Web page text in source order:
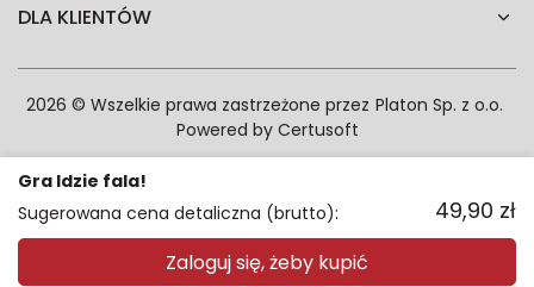
Gra Idzie fala!
Sugerowana cena detaliczna (brutto):
49,90 zł
Zaloguj się, żeby kupić
DLA KLIENTÓW
2026 © Wszelkie prawa zastrzeżone przez Platon Sp. z o.o.
Powered by Certusoft